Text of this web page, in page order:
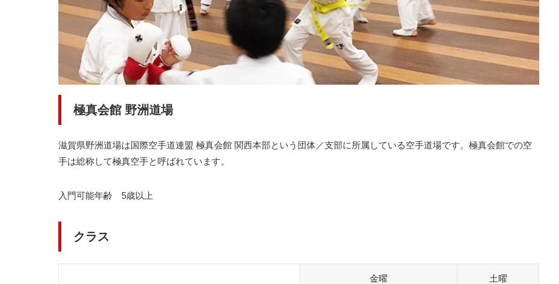
極真会館 野洲道場
滋賀県野洲道場は国際空手道連盟 極真会館 関西本部という団体／支部に所属している空手道場です。極真会館での空
手は総称して極真空手と呼ばれています。
入門可能年齢 5歳以上
クラス
金曜 土曜